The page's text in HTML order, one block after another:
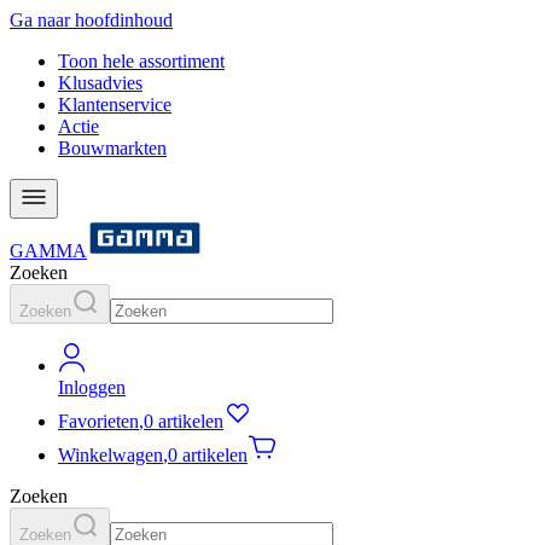
Ga naar hoofdinhoud
Toon hele assortiment
Klusadvies
Klantenservice
Actie
Bouwmarkten
GAMMA
Zoeken
Zoeken
Inloggen
Favorieten,0 artikelen
Winkelwagen,0 artikelen
Zoeken
Zoeken